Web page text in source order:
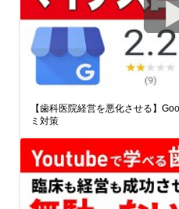
【歯科医院経営を悪化させる】
ミ対策